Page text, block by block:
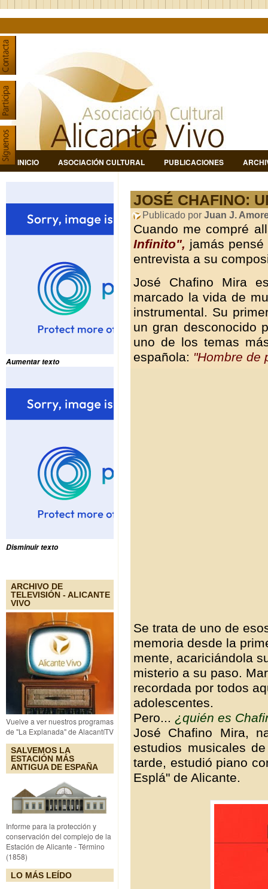
INICIO ASOCIACIÓN CULTURAL PUBLICACIONES
Aumentar texto
Disminuir texto
ARCHIVO DE
TELEVISIÓN - ALICANTE
VIVO
Vuelve a ver nuestros programas
de "La Explanada" de AlacantíTV
SALVEMOS LA
ESTACIÓN MÁS
ANTIGUA DE ESPAÑA
Informe para la protección y
conservación del complejo de la
Estación de Alicante - Término
(1858)
LO MÁS LEÍDO
JOSÉ CHAFINO:
Publicado por Juan J.
Cuando me compré
Infinito", jamás
entrevista a su
José Chafino Mira
marcado la vida de
instrumental. Su
un gran desconocido
uno de los temas
española: "Hombre de
Se trata de uno de
memoria desde la
mente, acariciándola
misterio a su paso.
recordada por todos
adolescentes.
Pero... ¿quién es
José Chafino Mira,
estudios musicales
tarde, estudió piano
Esplá" de Alicante.